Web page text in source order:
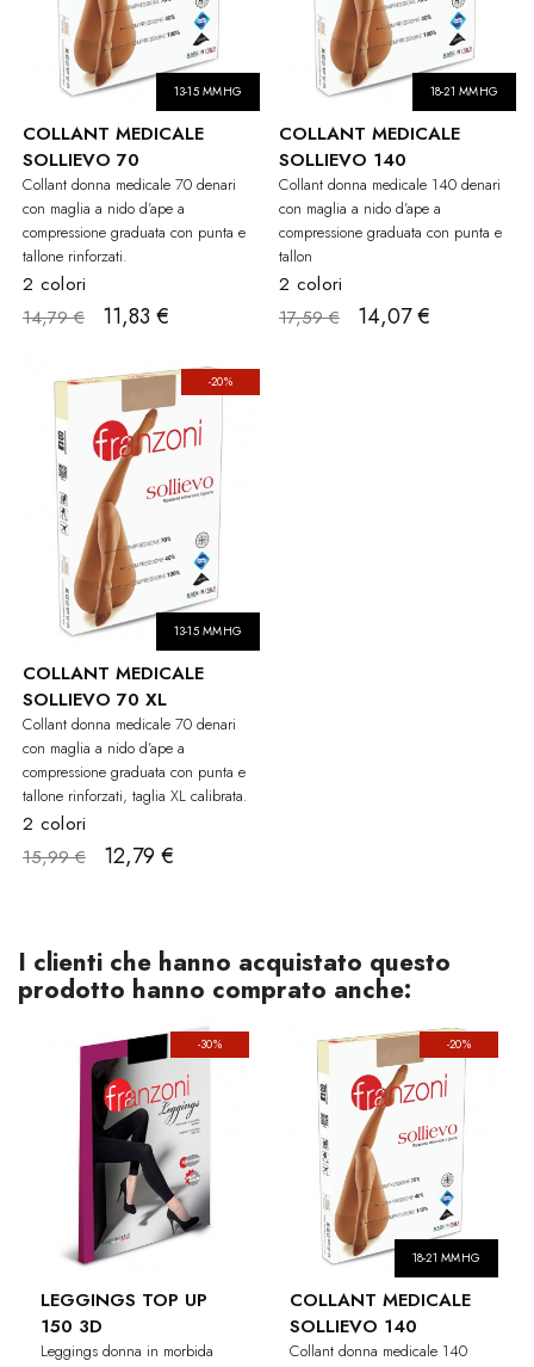
13-15 MMHG
COLLANT MEDICALE
SOLLIEVO 70
Collant donna medicale 70 denari
con maglia a nido d’ape a
compressione graduata con punta e
tallone rinforzati.
2 colori
14,79 €
11,83 €
18-21 MMHG
COLLANT MEDICALE
SOLLIEVO 140
Collant donna medicale 140 denari
con maglia a nido d’ape a
compressione graduata con punta e
tallon
2 colori
17,59 €
14,07 €
-20%
13-15 MMHG
COLLANT MEDICALE
SOLLIEVO 70 XL
Collant donna medicale 70 denari
con maglia a nido d’ape a
compressione graduata con punta e
tallone rinforzati, taglia XL calibrata.
2 colori
15,99 €
12,79 €
I clienti che hanno acquistato questo
prodotto hanno comprato anche:
-30%
LEGGINGS TOP UP
150 3D
Leggings donna in morbida
-20%
18-21 MMHG
COLLANT MEDICALE
SOLLIEVO 140
Collant donna medicale 140